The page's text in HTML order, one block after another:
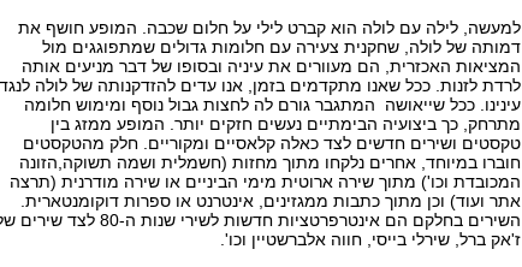
למעשה, לילה עם לולה הוא קברט לילי על חלום שכבה. המופע חושף את
דמותה של לולה, שחקנית צעירה עם חלומות גדולים שמתפוגגים מול
המציאות האכזרית, הם מעוורים את עיניה ובסופו של דבר מניעים אותה
לרדת לזנות. ככל שאנו מתקדמים בזמן, אנו עדים להזדקנותה של לולה לנגד
עינינו. ככל שייאושה המתגבר גורם לה לחצות גבול נוסף ומימוש חלומה
מתרחק, כך ביצועיה הבימתיים נעשים חזקים יותר. המופע ממזג בין
טקסטים ושירים חדשים לצד כאלה קלאסיים ומקוריים. חלק מהטקסטים
חוברו במיוחד, אחרים נלקחו מתוך מחזות (חשמלית ושמה תשוקה,הזונה
המכובדת וכו') מתוך שירה ארוטית מימי הביניים או שירה מודרנית (תרצה
אתר ועוד) וכן מתוך כתבות ממגזינים, אינטרנט או ספרות דוקומנטארית.
השירים בחלקם הם אינטרפרטציות חדשות לשירי שנות ה-80 לצד
ז'אק ברל, שירלי בייסי, חווה אלברשטיין וכו'.